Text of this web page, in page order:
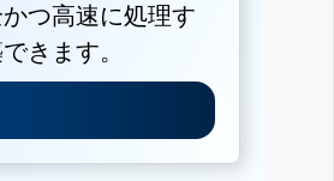
つ高速に処理す
きます。